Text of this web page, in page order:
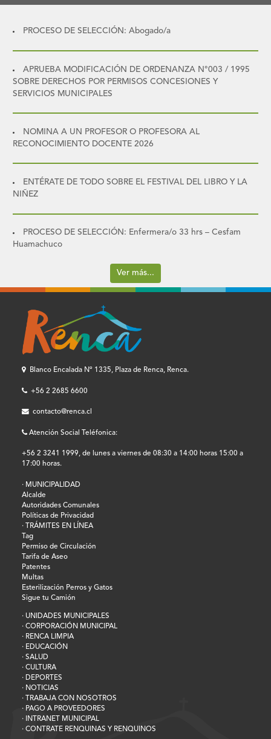
PROCESO DE SELECCIÓN: Abogado/a
APRUEBA MODIFICACIÓN DE ORDENANZA N°003 / 1995
SOBRE DERECHOS POR PERMISOS CONCESIONES Y
SERVICIOS MUNICIPALES
NOMINA A UN PROFESOR O PROFESORA AL
RECONOCIMIENTO DOCENTE 2026
ENTÉRATE DE TODO SOBRE EL FESTIVAL DEL LIBRO Y LA
NIÑEZ
PROCESO DE SELECCIÓN: Enfermera/o 33 hrs – Cesfam
Huamachuco
Ver más...
Blanco Encalada Nº 1335, Plaza de Renca, Renca.
+56 2 2685 6600
contacto@renca.cl
Atención Social Teléfonica:
+56 2 3241 1999, de lunes a viernes de 08:30 a 14:00 horas 15:00 a
17:00 horas.
· MUNICIPALIDAD
Alcalde
Autoridades Comunales
Políticas de Privacidad
· TRÁMITES EN LÍNEA
Tag
Permiso de Circulación
Tarifa de Aseo
Patentes
Multas
Esterilización Perros y Gatos
Sigue tu Camión
· UNIDADES MUNICIPALES
· CORPORACIÓN MUNICIPAL
· RENCA LIMPIA
· EDUCACIÓN
· SALUD
· CULTURA
· DEPORTES
· NOTICIAS
· TRABAJA CON NOSOTROS
· PAGO A PROVEEDORES
· INTRANET MUNICIPAL
· CONTRATE RENQUINAS Y RENQUINOS